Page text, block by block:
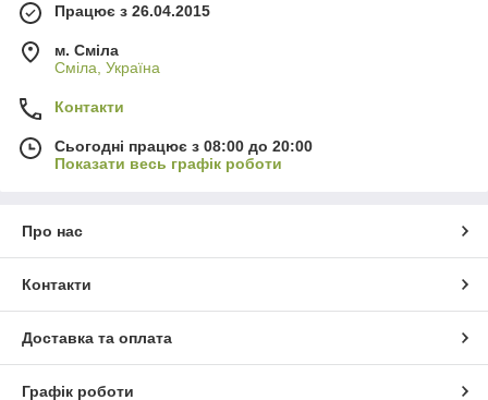
Працює з 26.04.2015
м. Сміла
Сміла, Україна
Контакти
Сьогодні працює з 08:00 до 20:00
Показати весь графік роботи
Про нас
Контакти
Доставка та оплата
Графік роботи